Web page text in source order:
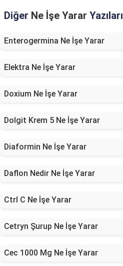
Diğer Ne İşe Yarar Yazıları
Enterogermina Ne İşe Yarar
Elektra Ne İşe Yarar
Doxium Ne İşe Yarar
Dolgit Krem 5 Ne İşe Yarar
Diaformin Ne İşe Yarar
Daflon Nedir Ne İşe Yarar
Ctrl C Ne İşe Yarar
Cetryn Şurup Ne İşe Yarar
Cec 1000 Mg Ne İşe Yarar